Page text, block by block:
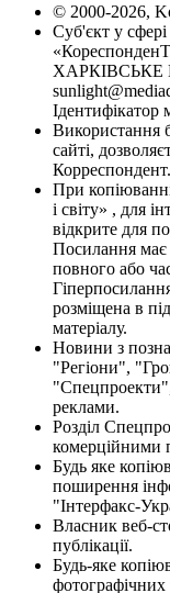
© 2000-2026,
Суб'єкт у
ХАРКІВСЬКЕ
Ідентифікатор
Використання
сайті,
При
і світу» , для
відкрите для
Посилання має
повного або
розміщена в
матеріалу.
Новини з
"Регіони",
реклами.
Розділ
комерційними
Будь яке
поширення
"Інтерфакс-
Власник веб-
публікації.
Будь-яке
фотографічних